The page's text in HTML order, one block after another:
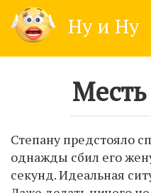
content
Ну и Ну
Степану предстояло
однажды сбил его
секунд. Идеальная